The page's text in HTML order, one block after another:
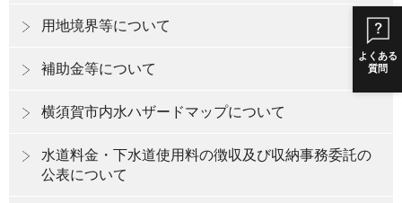
よくある
質問
用地境界等について
補助金等について
横須賀市内水ハザードマップについて
水道料金・下水道使用料の徴収及び収納事務委託の
公表について